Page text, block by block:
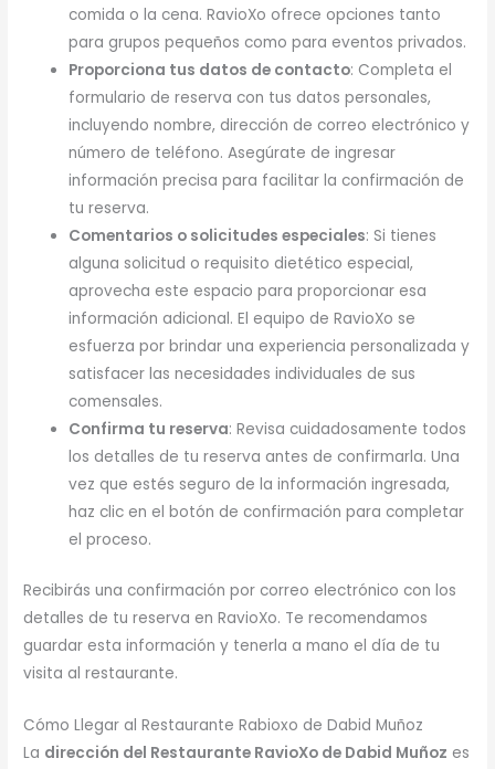
comida o la cena. RavioXo ofrece opciones tanto
para grupos pequeños como para eventos privados.
Proporciona tus datos de contacto: Completa el
formulario de reserva con tus datos personales,
incluyendo nombre, dirección de correo electrónico y
número de teléfono. Asegúrate de ingresar
información precisa para facilitar la confirmación de
tu reserva.
Comentarios o solicitudes especiales: Si tienes
alguna solicitud o requisito dietético especial,
aprovecha este espacio para proporcionar esa
información adicional. El equipo de RavioXo se
esfuerza por brindar una experiencia personalizada y
satisfacer las necesidades individuales de sus
comensales.
Confirma tu reserva: Revisa cuidadosamente todos
los detalles de tu reserva antes de confirmarla. Una
vez que estés seguro de la información ingresada,
haz clic en el botón de confirmación para completar
el proceso.
Recibirás una confirmación por correo electrónico con los
detalles de tu reserva en RavioXo. Te recomendamos
guardar esta información y tenerla a mano el día de tu
visita al restaurante.
Cómo Llegar al Restaurante Rabioxo de Dabid Muñoz
La dirección del Restaurante RavioXo de Dabid Muñoz es